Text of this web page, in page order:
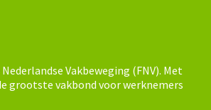
Vakbeweging (FNV). Met
grootste vakbond voor werknemers